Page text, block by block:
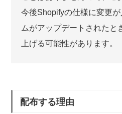
今後Shopifyの仕様に変更
ムがアップデートされたと
上げる可能性があります。
配布する理由